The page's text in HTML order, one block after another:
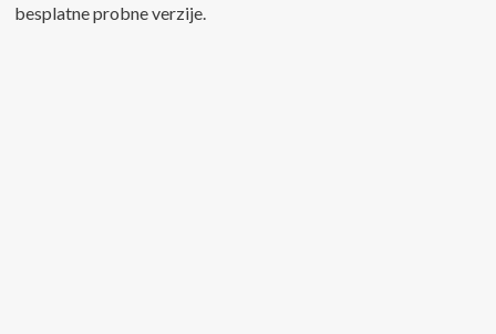
besplatne probne verzije.